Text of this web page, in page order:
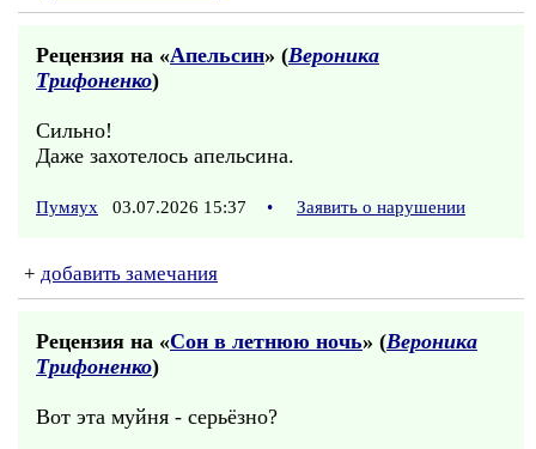
Рецензия на «Апельсин» (Вероника
Трифоненко)
Сильно!
Даже захотелось апельсина.
Пумяух 03.07.2026 15:37 • Заявить о нарушении
+ добавить замечания
Рецензия на «Сон в летнюю ночь» (Вероника
Трифоненко)
Вот эта муйня - серьёзно?